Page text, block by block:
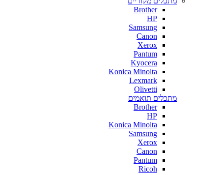
Brother
HP
Samsung
Canon
Xerox
Pantum
Kyocera
Konica Minolta
Lexmark
Olivetti
מתכלים תואמים
Brother
HP
Konica Minolta
Samsung
Xerox
Canon
Pantum
Ricoh